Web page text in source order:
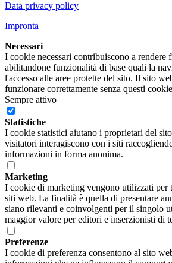
Data privacy policy
Impronta
Necessari
I cookie necessari contribuiscono a
abilitandone funzionalità di base quali la
l'accesso alle aree protette del sito. Il sito
funzionare correttamente senza questi
Sempre attivo
Statistiche
I cookie statistici aiutano i proprietari del
visitatori interagiscono con i siti
informazioni in forma anonima.
Marketing
I cookie di marketing vengono utilizzati per
siti web. La finalità è quella di presentare
siano rilevanti e coinvolgenti per il singolo
maggior valore per editori e inserzionisti di
Preferenze
I cookie di preferenza consentono al sito